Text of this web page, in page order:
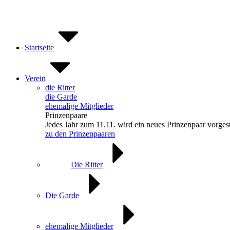
Startseite
Verein
die Ritter
die Garde
ehemalige Mitglieder
Prinzenpaare
Jedes Jahr zum 11.11. wird ein neues Prinzenpaar
zu den Prinzenpaaren
Die Ritter
Die Garde
ehemalige Mitglieder